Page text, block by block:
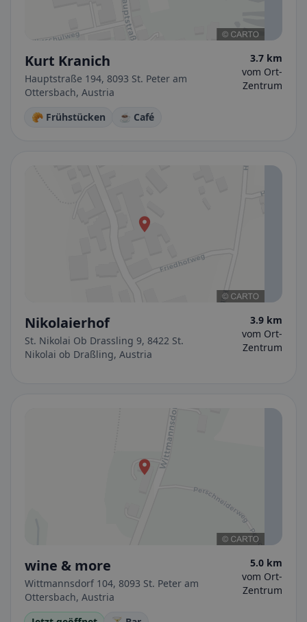
Kurt Kranich
Hauptstraße 194, 8093 St. Peter am
Ottersbach, Austria
3.7 km
vom Ort-
Zentrum
🥐 Frühstücken ☕ Café
Nikolaierhof
St. Nikolai Ob Drassling 9, 8422 St.
Nikolai ob Draßling, Austria
3.9 km
vom Ort-
Zentrum
wine & more
Wittmannsdorf 104, 8093 St. Peter am
Ottersbach, Austria
5.0 km
vom Ort-
Zentrum